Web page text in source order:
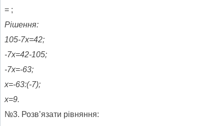
= ;
Рішення:
105-7х=42;
-7х=42-105;
-7х=-63;
х=-63:(-7);
х=9.
№3. Розв’язати рівняння: